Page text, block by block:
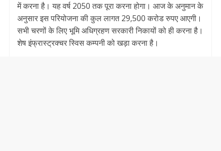
में करना है। यह वर्ष 2050 तक पूरा करना होगा। आज के अनुमान के
अनुसार इस परियोजना की कुल लागत 29,500 करोड रुपए आएगी।
सभी चरणों के लिए भूमि अधिग्रहण सरकारी निकायों को ही करना है।
शेष इंफ्रास्ट्रक्चर स्विस कम्पनी को खड़ा करना है।